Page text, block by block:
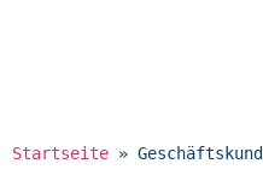
Startseite »